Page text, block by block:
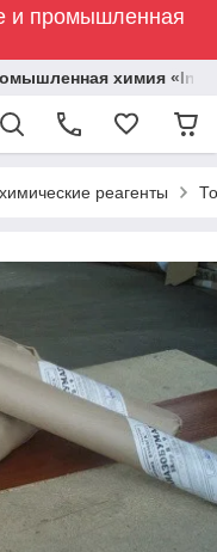
и промышленная
химия
реагенты